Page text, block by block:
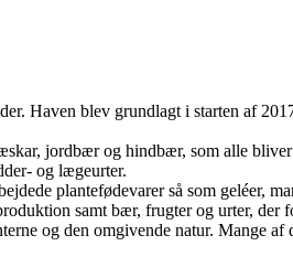
Haven blev grundlagt i starten af
jordbær og hindbær, som alle
og lægeurter.
plantefødevarer så som geléer,
samt bær, frugter og urter, der
og den omgivende natur. Mange